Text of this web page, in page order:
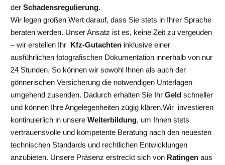
der Schadensregulierung.
Wir legen großen Wert darauf, dass Sie stets in Ihrer Sprache
beraten werden. Unser Ansatz ist es, keine Zeit zu vergeuden
– wir erstellen Ihr Kfz-Gutachten inklusive einer
ausführlichen fotografischen Dokumentation innerhalb von nur
24 Stunden. So können wir sowohl Ihnen als auch der
gönnerischen Versicherung die notwendigen Unterlagen
umgehend zusenden. Dadurch erhalten Sie Ihr Geld schneller
und können Ihre Angelegenheiten zügig klären.Wir investieren
kontinuierlich in unsere Weiterbildung, um Ihnen stets
vertrauensvolle und kompetente Beratung nach den neuesten
technischen Standards und rechtlichen Entwicklungen
anzubieten. Unsere Präsenz erstreckt sich von Ratingen aus